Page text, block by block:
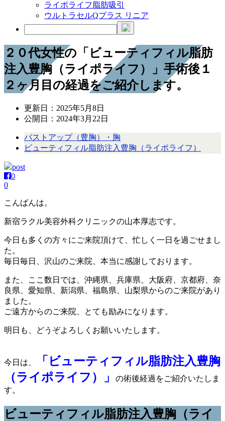
ライポライフ脂肪吸引
ウルトラセルQプラス リニア
２０代女性の「ビューティフィル脂肪
注入豊胸（ライポライフ）」手術後１
２ヶ月目の経過をご紹介します。
更新日： 2025年5月8日
公開日： 2024年3月22日
バストアップ（豊胸）・胸
ビューティフィル脂肪注入豊胸（ライポライフ）
post
0
0
こんばんは。
新宿ラクル美容外科クリニックの山本厚志です。
今日も多くの方々にご来院頂けて、忙しく一日を過ごせまし
た。
毎日毎日、沢山のご来院、本当に感謝しております。
また、ここ数日では、沖縄県、兵庫県、大阪府、京都府、奈
良県、愛知県、新潟県、福島県、山梨県からのご来院があり
ました。
ご遠方からのご来院、とても励みになります。
明日も、どうぞよろしくお願いいたします。
今日は、
「ビューティフィル脂肪注入豊胸
（ライポライフ）」
の術後経過をご紹介いたしま
す。
ビューティフィル脂肪注入豊胸（ライ